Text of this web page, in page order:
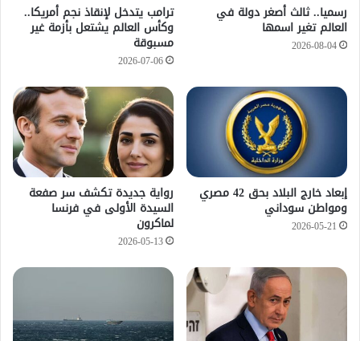
رسميا.. ثالث أصغر دولة في
العالم تغير اسمها
2026-08-04
ترامب يتدخل لإنقاذ نجم أمريكا..
وكأس العالم يشتعل بأزمة غير
مسبوقة
2026-07-06
إبعاد خارج البلاد بحق 42 مصري
ومواطن سوداني
2026-05-21
رواية جديدة تكشف سر صفعة
السيدة الأولى في فرنسا
لماكرون
2026-05-13